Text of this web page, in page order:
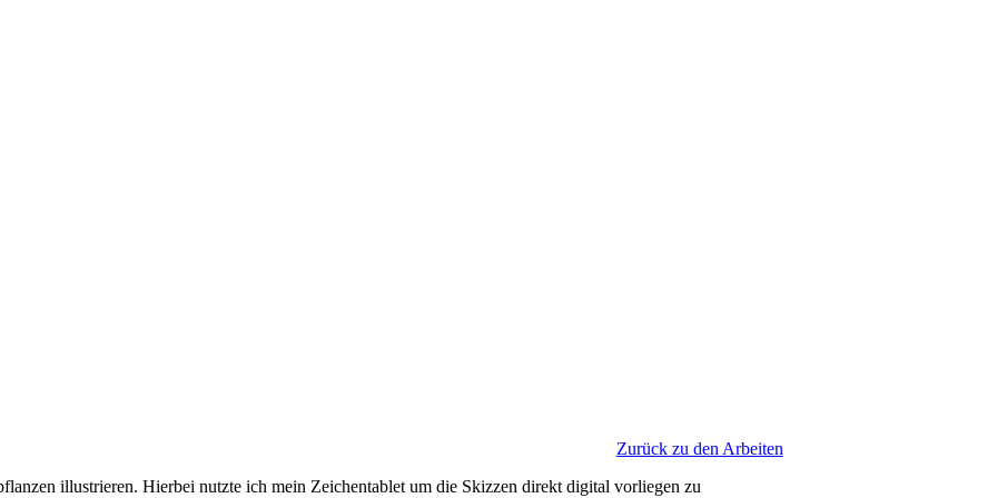
Zurück zu den Arbeiten
illus­trie­ren. Hier­bei nutz­te ich mein Zei­chen­ta­blet um die Skiz­zen direkt digi­tal vor­lie­gen zu